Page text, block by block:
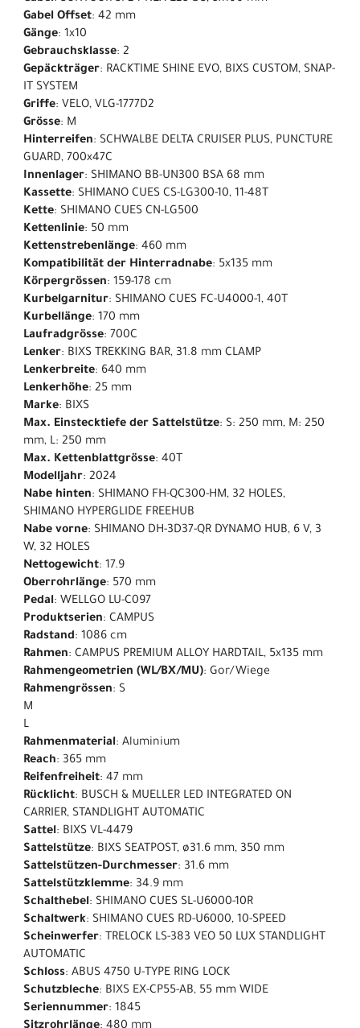
Gabel Offset: 42 mm
Gänge: 1x10
Gebrauchsklasse: 2
Gepäckträger: RACKTIME SHINE EVO, BIXS CUSTOM, SNAP-
IT SYSTEM
Griffe: VELO, VLG-1777D2
Grösse: M
Hinterreifen: SCHWALBE DELTA CRUISER PLUS, PUNCTURE
GUARD, 700x47C
Innenlager: SHIMANO BB-UN300 BSA 68 mm
Kassette: SHIMANO CUES CS-LG300-10, 11-48T
Kette: SHIMANO CUES CN-LG500
Kettenlinie: 50 mm
Kettenstrebenlänge: 460 mm
Kompatibilität der Hinterradnabe: 5x135 mm
Körpergrössen: 159-178 cm
Kurbelgarnitur: SHIMANO CUES FC-U4000-1, 40T
Kurbellänge: 170 mm
Laufradgrösse: 700C
Lenker: BIXS TREKKING BAR, 31.8 mm CLAMP
Lenkerbreite: 640 mm
Lenkerhöhe: 25 mm
Marke: BIXS
Max. Einstecktiefe der Sattelstütze: S: 250 mm, M: 250
mm, L: 250 mm
Max. Kettenblattgrösse: 40T
Modelljahr: 2024
Nabe hinten: SHIMANO FH-QC300-HM, 32 HOLES,
SHIMANO HYPERGLIDE FREEHUB
Nabe vorne: SHIMANO DH-3D37-QR DYNAMO HUB, 6 V, 3
W, 32 HOLES
Nettogewicht: 17.9
Oberrohrlänge: 570 mm
Pedal: WELLGO LU-C097
Produktserien: CAMPUS
Radstand: 1086 cm
Rahmen: CAMPUS PREMIUM ALLOY HARDTAIL, 5x135 mm
Rahmengeometrien (WL/BX/MU): Gor/Wiege
Rahmengrössen: S
M
L
Rahmenmaterial: Aluminium
Reach: 365 mm
Reifenfreiheit: 47 mm
Rücklicht: BUSCH & MUELLER LED INTEGRATED ON
CARRIER, STANDLIGHT AUTOMATIC
Sattel: BIXS VL-4479
Sattelstütze: BIXS SEATPOST, ø31.6 mm, 350 mm
Sattelstützen-Durchmesser: 31.6 mm
Sattelstützklemme: 34.9 mm
Schalthebel: SHIMANO CUES SL-U6000-10R
Schaltwerk: SHIMANO CUES RD-U6000, 10-SPEED
Scheinwerfer: TRELOCK LS-383 VEO 50 LUX STANDLIGHT
AUTOMATIC
Schloss: ABUS 4750 U-TYPE RING LOCK
Schutzbleche: BIXS EX-CP55-AB, 55 mm WIDE
Seriennummer: 1845